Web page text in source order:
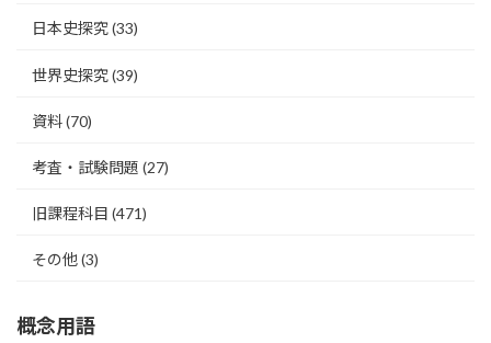
日本史探究(33)
世界史探究(39)
資料(70)
考査・試験問題 (27)
旧課程科目 (471)
その他(3)
概念用語